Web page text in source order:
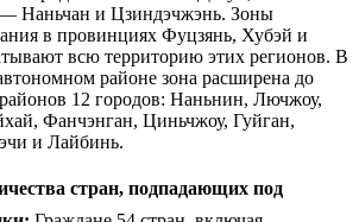
Наньчан и Цзиндэчжэнь. Зоны
в провинциях Фуцзянь, Хубэй и
всю территорию этих регионов. В
районе зона расширена до
12 городов: Наньнин, Лючжоу,
Фанчэнган, Циньчжоу, Гуйган,
и Лайбинь.
стран, подпадающих под